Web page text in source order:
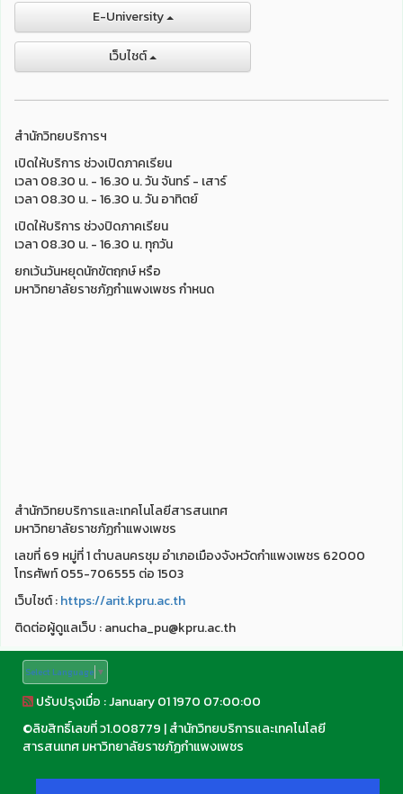
E-University
เว็บไชต์
สำนักวิทยบริการฯ
เปิดให้บริการ ช่วงเปิดภาคเรียน
เวลา 08.30 น. - 16.30 น. วัน จันทร์ - เสาร์
เวลา 08.30 น. - 16.30 น. วัน อาทิตย์
เปิดให้บริการ ช่วงปิดภาคเรียน
เวลา 08.30 น. - 16.30 น. ทุกวัน
ยกเว้นวันหยุดนักขัตฤกษ์ หรือ
มหาวิทยาลัยราชภัฏกำแพงเพชร กำหนด
สำนักวิทยบริการและเทคโนโลยีสารสนเทศ
มหาวิทยาลัยราชภัฏกำแพงเพชร
เลขที่ 69 หมู่ที่ 1 ตำบลนครชุม อำเภอเมืองจังหวัดกำแพงเพชร 62000
โทรศัพท์ 055-706555 ต่อ 1503
เว็บไชต์ :https://arit.kpru.ac.th
ติดต่อผู้ดูแลเว็บ : anucha_pu@kpru.ac.th
Select Language ▼
ปรับปรุงเมื่อ : January 01 1970 07:00:00
©ลิขสิทธิ์เลขที่ ว1.008779 |สำนักวิทยบริการและเทคโนโลยี
สารสนเทศ มหาวิทยาลัยราชภัฏกำแพงเพชร